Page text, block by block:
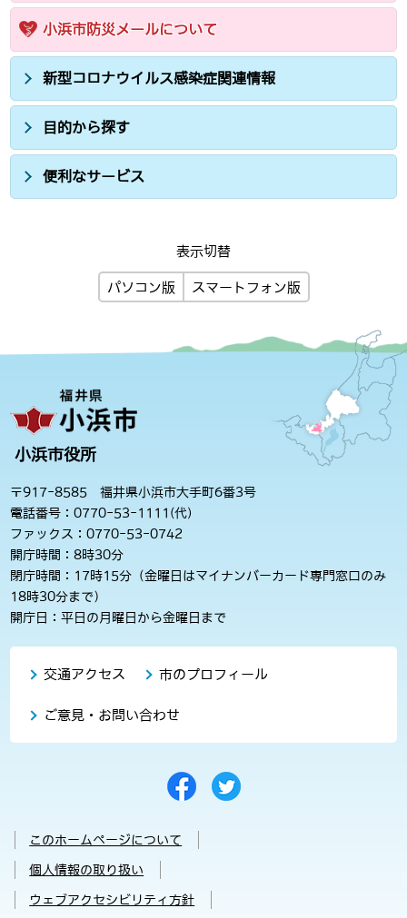
小浜市防災メールについて
新型コロナウイルス感染症関連情報
目的から探す
便利なサービス
表示切替
パソコン版 スマートフォン版
小浜市役所
〒917-8585 福井県小浜市大手町6番3号
電話番号：0770-53-1111(代)
ファックス：0770-53-0742
開庁時間：8時30分
閉庁時間：17時15分（金曜日はマイナンバーカード専門窓口のみ
18時30分まで）
開庁日：平日の月曜日から金曜日まで
交通アクセス 市のプロフィール
ご意見・お問い合わせ
このホームページについて
個人情報の取り扱い
ウェブアクセシビリティ方針